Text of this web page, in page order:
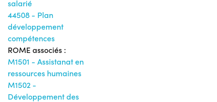
salarié
44508 - Plan
développement
compétences
ROME associés :
M1501 - Assistanat en
ressources humaines
M1502 -
Développement des